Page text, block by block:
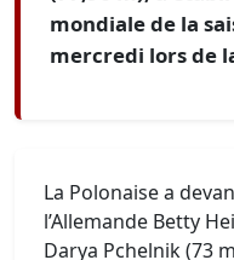
mondiale de la
mercredi lors de
La Polonaise a
l’Allemande Betty
Darya Pchelnik (73